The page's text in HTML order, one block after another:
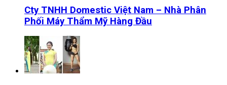
Cty TNHH Domestic Việt Nam – Nhà Phân
Phối Máy Thẩm Mỹ Hàng Đầu